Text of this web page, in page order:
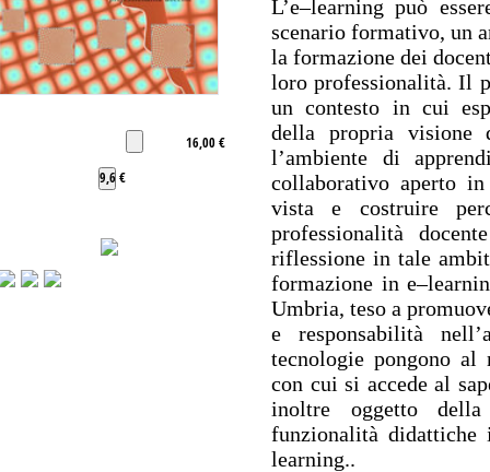
16,00 €
9,6 €
L’e–learning può
scenario formativo, un
la formazione dei
loro professionalità. Il
un contesto in cui
della propria visione
l’ambiente di
collaborativo aperto
vista e costruire
professionalità
riflessione in tale
formazione in
Umbria, teso a
e responsabilità
tecnologie pongono
con cui si accede al
inoltre oggetto
funzionalità didattiche
learning..